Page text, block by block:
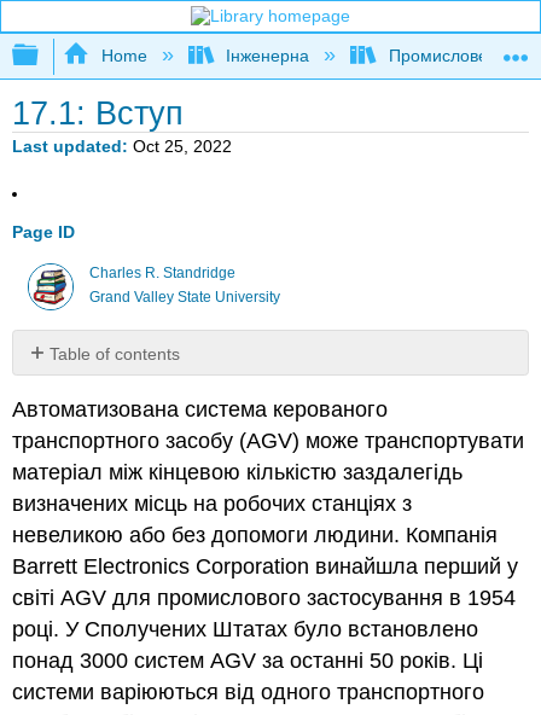
Expand/collapse global hierarchy
Home Інженерна Промислове та
17.1: Вступ
Last updated Oct 25, 2022
Page ID
Charles R. Standridge
Grand Valley State University
Table of contents
No
Автоматизована система керованого
транспортного засобу (AGV) може транспортувати
матеріал між кінцевою кількістю заздалегідь
визначених місць на робочих станціях з
невеликою або без допомоги людини. Компанія
Barrett Electronics Corporation винайшла перший у
світі AGV для промислового застосування в 1954
році. У Сполучених Штатах було встановлено
понад 3000 систем AGV за останні 50 років. Ці
системи варіюються від одного транспортного